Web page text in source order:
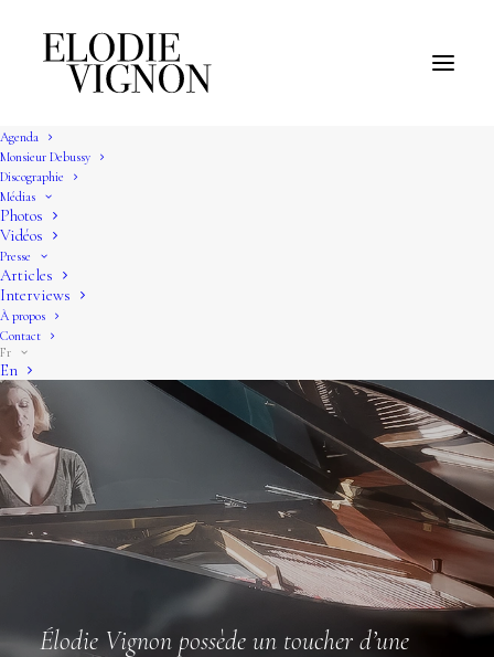
Agenda
Monsieur Debussy
Discographie
Médias
Photos
Vidéos
Presse
Articles
Interviews
À propos
Contact
Fr
En
Élodie Vignon possède un toucher d’une